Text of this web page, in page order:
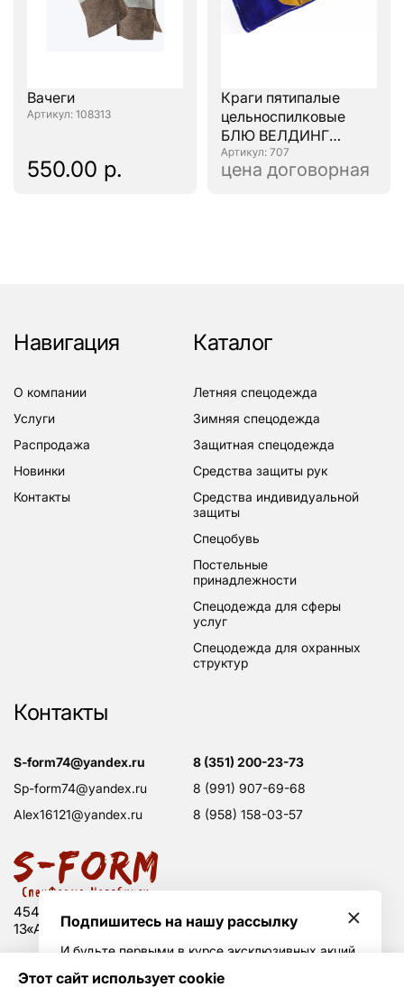
Вачеги
: 108313
550.00 р.
Краги пятипалые
цельноспилковые
БЛЮ ВЕЛДИНГ
ЛЮКС с усиленным
наладонником 350 мм
: 707
цена договорная
454008 Россия, г. Челябинск, Свердловский тракт,
13«А», оф. 203
Навигация
о компании
услуги
распродажа
новинки
контакты
Каталог
летняя спецодежда
зимняя спецодежда
защитная спецодежда
средства защиты рук
средства индивидуальной
защиты
спецобувь
постельные
принадлежности
спецодежда для сферы
услуг
спецодежда для охранных
структур
Контакты
s-form74@yandex.ru
sp-form74@yandex.ru
alex16121@yandex.ru
8 (351) 200-23-73
8 (991) 907-69-68
8 (958) 158-03-57
Подпишитесь на нашу рассылку
И будьте первыми в курсе эксклюзивных акций
Этот сайт использует cookie